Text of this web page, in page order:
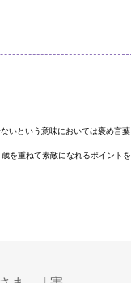
いという意味においては褒め言葉
を重ねて素敵になれるポイントを